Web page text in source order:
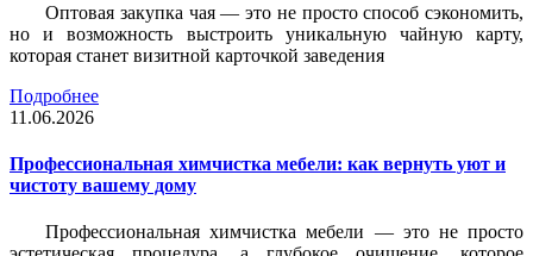
Оптовая закупка чая — это не просто способ сэкономить,
но и возможность выстроить уникальную чайную карту,
которая станет визитной карточкой заведения
Подробнее
11.06.2026
Профессиональная химчистка мебели: как вернуть уют и
чистоту вашему дому
Профессиональная химчистка мебели — это не просто